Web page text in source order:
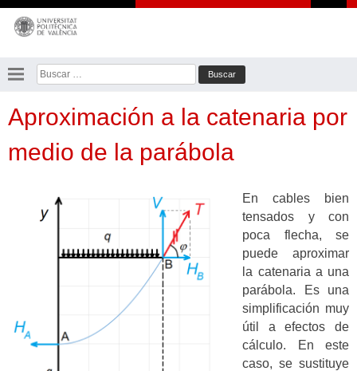
Saltar
contenido
Buscar:
Aproximación a la catenaria por
medio de la parábola
En cables bien
tensados y con
poca flecha, se
puede aproximar
la catenaria a una
parábola. Es una
simplificación muy
útil a efectos de
cálculo. En este
caso, se sustituye